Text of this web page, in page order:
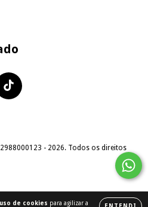
de cookies para agilizar a
- 2026. Todos os direitos